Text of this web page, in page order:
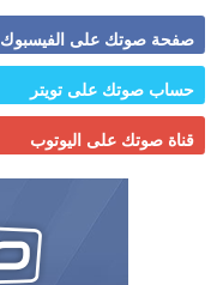
صفحة صوتك على الفيسبوك
حساب صوتك على تويتر
قناة صوتك على اليوتوب